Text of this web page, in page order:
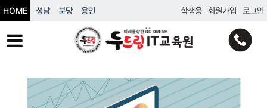
HOME 성남 분당 용인 학생용 회원가입 로그인